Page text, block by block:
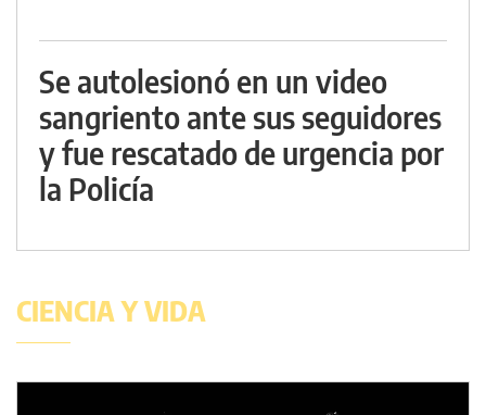
Se autolesionó en un video
sangriento ante sus seguidores
y fue rescatado de urgencia por
la Policía
CIENCIA Y VIDA